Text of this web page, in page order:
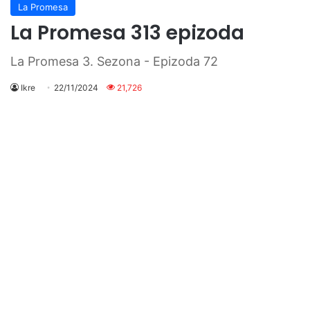
La Promesa
La Promesa 313 epizoda
La Promesa 3. Sezona - Epizoda 72
Ikre 22/11/2024 21,726